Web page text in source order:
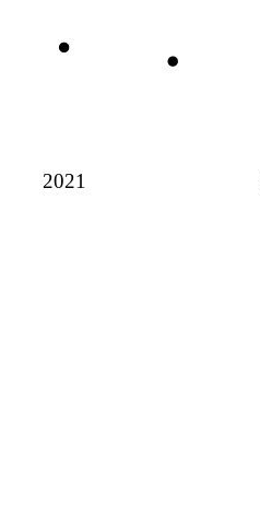
2021